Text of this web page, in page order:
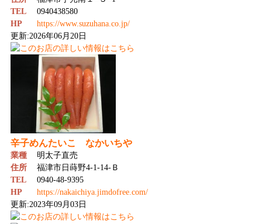
TEL
0940438580
HP
https://www.suzuhana.co.jp/
更新:2026年06月20日
辛子めんたいこ なかいちや
業種
明太子直売
住所
福津市日蒔野4-1-14-Ｂ
TEL
0940-48-9395
HP
https://nakaichiya.jimdofree.com/
更新:2023年09月03日